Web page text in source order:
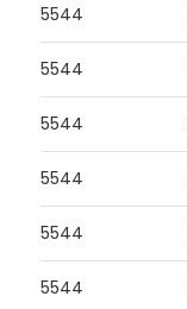
5544
5544
5544
5544
5544
5544